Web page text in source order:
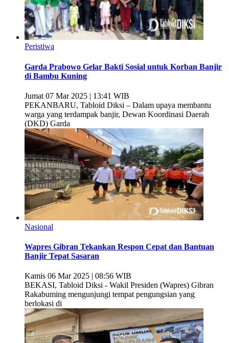
Peristiwa
Garda Prabowo Gelar Bakti Sosial untuk Korban Banjir
di Bambu Kuning
Jumat 07 Mar 2025 | 13:41 WIB
PEKANBARU, Tabloid Diksi – Dalam upaya membantu
warga yang terdampak banjir, Dewan Koordinasi Daerah
(DKD) Garda
Nasional
Wapres Gibran Tekankan Respon Cepat dan Bantuan
Banjir Tepat Sasaran
Kamis 06 Mar 2025 | 08:56 WIB
BEKASI, Tabloid Diksi - Wakil Presiden (Wapres) Gibran
Rakabuming mengunjungi tempat pengungsian yang
berlokasi di